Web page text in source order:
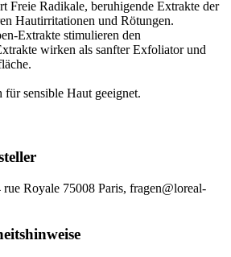
Freie Radikale, beruhigende Extrakte der
Hautirritationen und Rötungen.
Extrakte stimulieren den
wirken als sanfter Exfoliator und
sensible Haut geeignet.
Royale 75008 Paris, fragen@loreal-